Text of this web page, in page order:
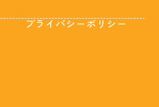
プライバシーポリシー